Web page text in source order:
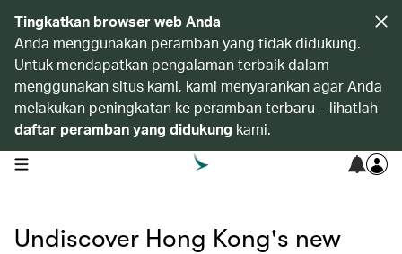
Tingkatkan browser web Anda
Anda menggunakan peramban yang tidak didukung.
Untuk mendapatkan pengalaman terbaik dalam
menggunakan situs kami, kami menyarankan agar Anda
melakukan peningkatan ke peramban terbaru – lihatlah
daftar peramban yang didukung kami.
open navigation menu
Undiscover Hong Kong's new